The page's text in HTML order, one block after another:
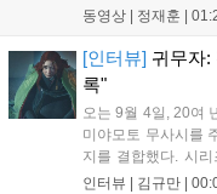
Xbox Series X|S에
리를 제공한다....
동영상 | 정재훈
[인터뷰] 귀무자:
록"
오는 9월 4일, 20여
미야모토 무사시를
지를 결합했다. 시
적인 검극 액션과 '
인터뷰 | 김규만